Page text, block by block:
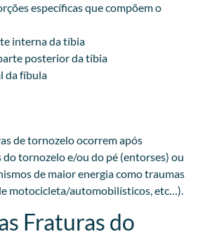
específicas que compõem o
interna da tíbia
posterior da tíbia
da fíbula
de tornozelo ocorrem após
tornozelo e/ou do pé (entorses) ou
de maior energia como traumas
motocicleta/automobilísticos, etc…).
Fraturas do